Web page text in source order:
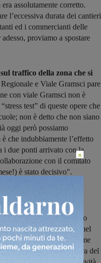
assolutamente corretto.
l’eccessiva durata dei cantieri
ed i commercianti delle
proviamo a spostare
traffico della zona che si
e Viale Gramsci pare
con viale Gramsci non è
test” di queste opere che
non è detto che non siano
oggi però possiamo
che indubbiamente l’effetto
i due ponti arrivato con la
con il comitato
è stato decisivo".
che la nuova rotatoria
Pertini-Statale è stata
sostituzione dell’impianto
perché così era scritto nel
non si sa per cosa. Come
proprio all’apertura del
×